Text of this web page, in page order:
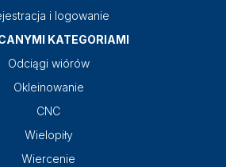
i logowanie
KATEGORIAMI
Odciągi wiórów
Okleinowanie
CNC
Wielopiły
Wiercenie